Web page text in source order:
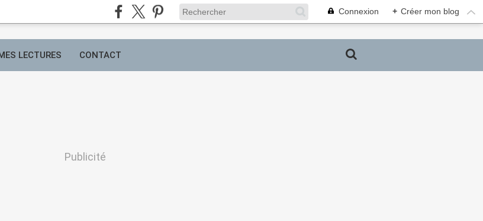
Connexion + Créer mon blog
LECTURES CONTACT
Publicité